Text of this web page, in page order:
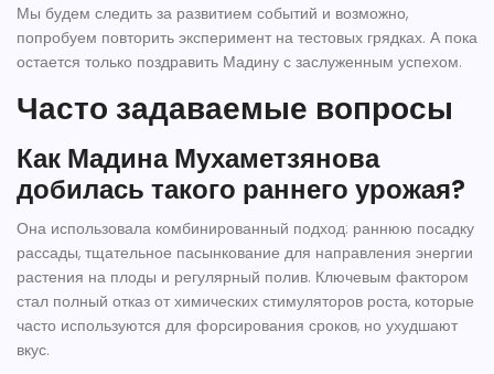
Мы будем следить за развитием событий и возможно,
попробуем повторить эксперимент на тестовых грядках. А пока
остается только поздравить Мадину с заслуженным успехом.
Часто задаваемые вопросы
Как Мадина Мухаметзянова
добилась такого раннего урожая?
Она использовала комбинированный подход: раннюю посадку
рассады, тщательное пасынкование для направления энергии
растения на плоды и регулярный полив. Ключевым фактором
стал полный отказ от химических стимуляторов роста, которые
часто используются для форсирования сроков, но ухудшают
вкус.